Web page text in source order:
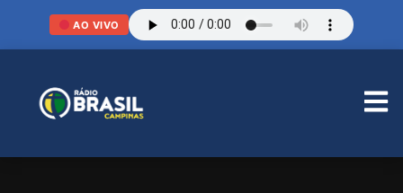
AO VIVO